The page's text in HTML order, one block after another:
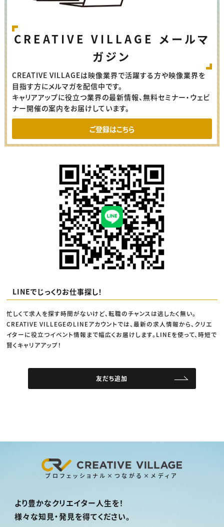
CREATIVE VILLAGE メールマ
ガジン
CREATIVE VILLAGEは映像業界で活躍する方や映像業界を
目指す方にメルマガを配信中です。
キャリアアップに役立つ業界の最新情報、無料セミナー・ウェビ
ナー開催の案内をお届けしています。
ご登録はこちら
LINEでじっくりお仕事探し！
忙しくて求人を探す時間がないけど、転職のチャンスは逃したく無い。
CREATIVE VILLEGEのLINEアカウントでは、最新の求人情報から、クリエ
イターに役立つイベント情報まで幅広くお届けします。LINEを使って、時短で
賢くキャリアアップ！
友だち追加
プロフェッショナル×つながる×メディア
より豊かなクリエイター人生を！
様々な知見・発見を得てください。